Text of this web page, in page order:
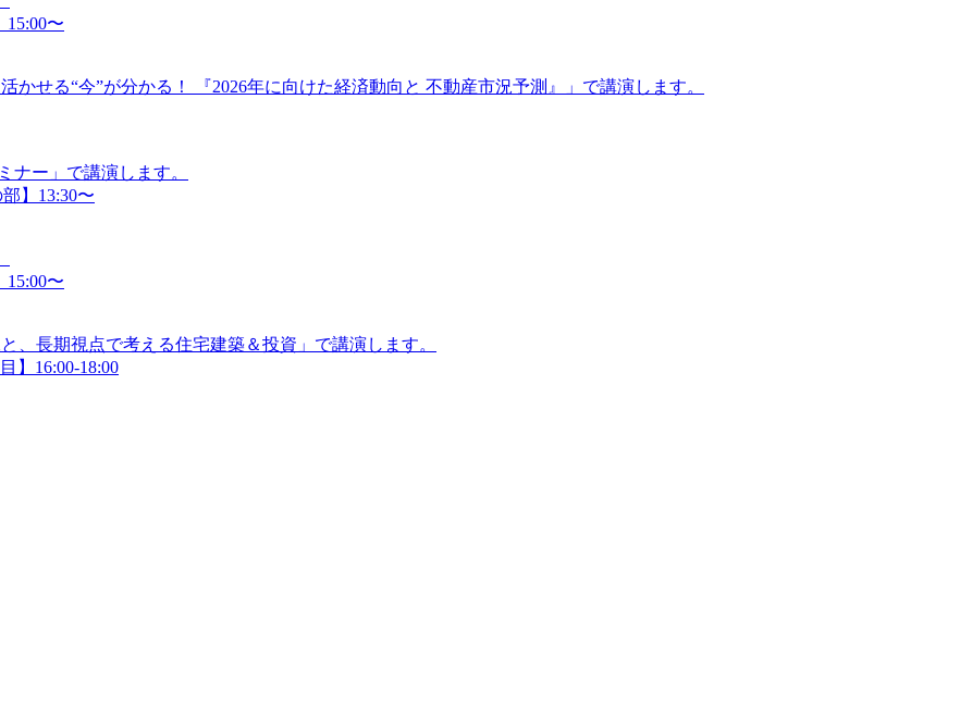
15:00〜
せる“今”が分かる！ 『2026年に向けた経済動向と 不動産市況予測』」で講演します。
ナー」で講演します。
】13:30〜
15:00〜
、長期視点で考える住宅建築＆投資」で講演します。
】16:00-18:00